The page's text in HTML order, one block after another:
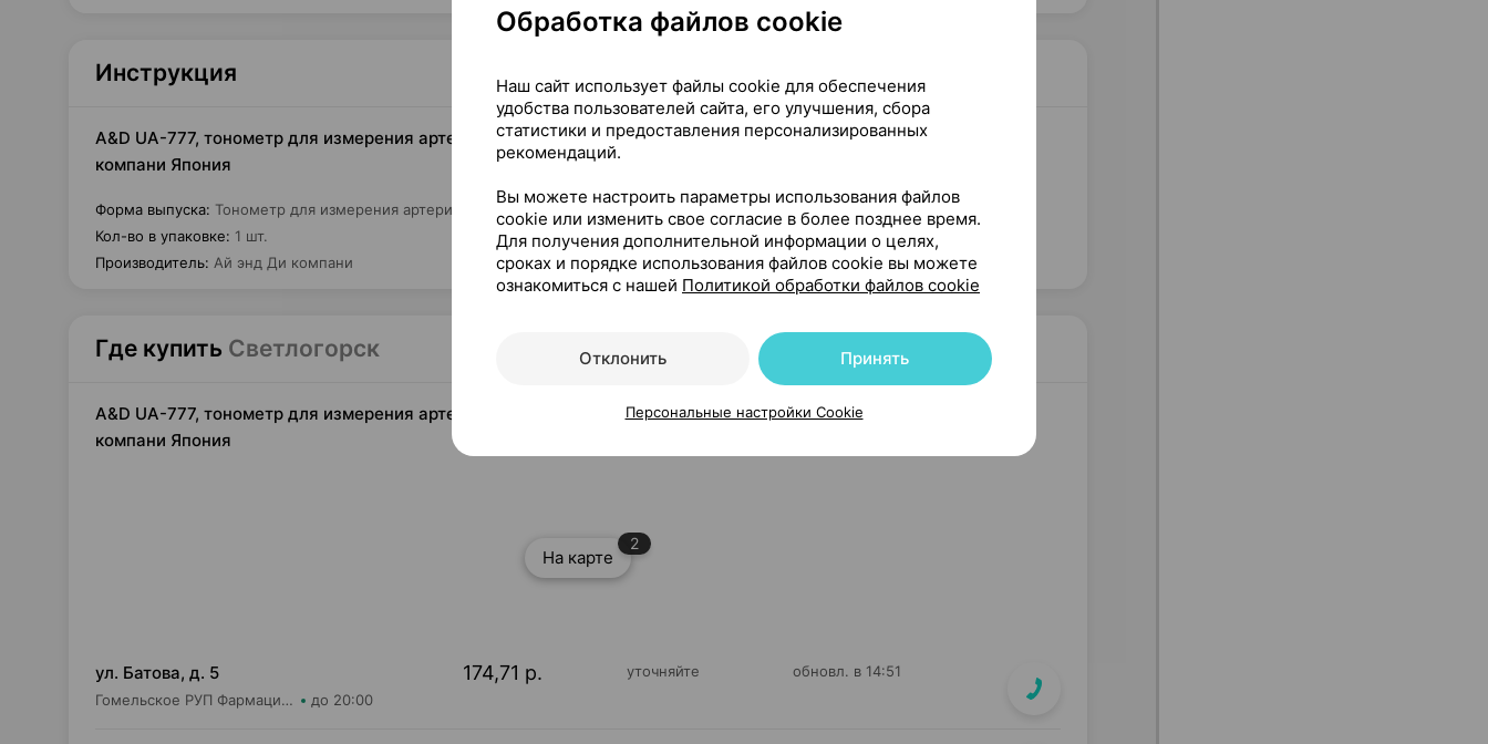
Инструкция
A&D UA-777, тонометр для измерения артериального давления [автоматический, плечевой], ×1, Ай энд Ди
компани Япония
Форма выпуска: Тонометр для измерения артериального давления [автоматический, плечевой]
Кол-во в упаковке: 1 шт.
Производитель: Ай энд Ди компани
Где купить Светлогорск
A&D UA-777, тонометр для измерения артериального давления [автоматический, плечевой], ×1, Ай энд Ди
компани Япония
На карте
2
ул. Батова, д. 5
Гомельское РУП Фармация Аптека №168 до 20:00
174,71 р. уточняйте обновл. в 14:51
Обработка файлов cookie
Наш сайт использует файлы cookie для обеспечения
удобства пользователей сайта, его улучшения, сбора
статистики и предоставления персонализированных
рекомендаций.
Вы можете настроить параметры использования файлов
cookie или изменить свое согласие в более позднее время.
Для получения дополнительной информации о целях,
сроках и порядке использования файлов cookie вы можете
ознакомиться с нашей Политикой обработки файлов cookie
Отклонить Принять
Персональные настройки Cookie